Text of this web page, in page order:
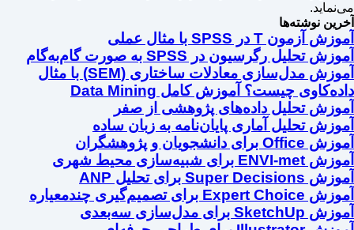
می‌نماید.
آخرین نوشته‌ها
آموزش آزمون T در SPSS با مثال عملی
آموزش تحلیل رگرسیون در SPSS به صورت گام‌به‌گام
آموزش مدل‌سازی معادلات ساختاری (SEM) با مثال
داده‌کاوی چیست؟ آموزش کامل Data Mining
آموزش تحلیل داده‌های پژوهشی از صفر
آموزش تحلیل آماری پایان‌نامه به زبان ساده
آموزش Office برای دانشجویان و پژوهشگران
آموزش ENVI-met برای شبیه‌سازی محیط شهری
آموزش Super Decisions برای تحلیل ANP
آموزش Expert Choice برای تصمیم‌گیری چندمعیاره
آموزش SketchUp برای مدل‌سازی سه‌بعدی